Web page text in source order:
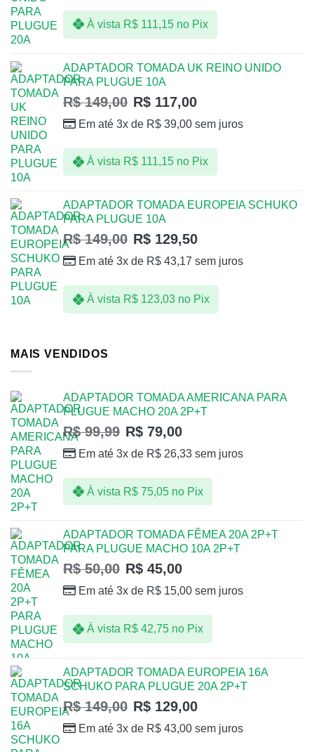
À vista R$111,15 no Pix
ADAPTADOR TOMADA UK REINO UNIDO
PARA PLUGUE 10A
R$149,00 R$ 117,00
Em até 3x de R$ 39,00 sem juros
À vista R$111,15 no Pix
ADAPTADOR TOMADA EUROPEIA SCHUKO
PARA PLUGUE 10A
R$149,00 R$ 129,50
Em até 3x de R$ 43,17 sem juros
À vista R$123,03 no Pix
MAIS VENDIDOS
ADAPTADOR TOMADA AMERICANA PARA
PLUGUE MACHO 20A 2P+T
R$99,99 R$ 79,00
Em até 3x de R$ 26,33 sem juros
À vista R$75,05 no Pix
ADAPTADOR TOMADA FÊMEA 20A 2P+T
PARA PLUGUE MACHO 10A 2P+T
R$50,00 R$ 45,00
Em até 3x de R$ 15,00 sem juros
À vista R$42,75 no Pix
ADAPTADOR TOMADA EUROPEIA 16A
SCHUKO PARA PLUGUE 20A 2P+T
R$149,00 R$ 129,00
Em até 3x de R$ 43,00 sem juros